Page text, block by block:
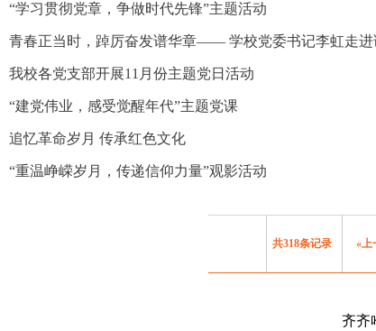
“学习贯彻党章，争做时代先锋”主题活动
青春正当时，踔厉奋发谱华章—— 学校党委书记李虹走进
我校各党支部开展11月份主题党日活动
“建党伟业，感受觉醒年代”主题党课
追忆革命岁月 传承红色文化
“重温峥嵘岁月，传递信仰力量”观影活动
共318条记录 «上
齐齐